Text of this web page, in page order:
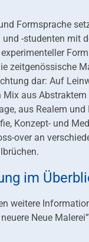
Formsprache
-studenten mit
zeitgenössische
dar: Auf
Mix aus
aus Realem und
Konzept- und
over an
im
weitere
Neue